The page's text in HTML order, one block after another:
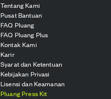
Tentang Kami
Pusat Bantuan
FAQ Pluang
FAQ Pluang Plus
Kontak Kami
Karir
Syarat dan Ketentuan
Kebijakan Privasi
Lisensi dan Keamanan
Pluang Press Kit